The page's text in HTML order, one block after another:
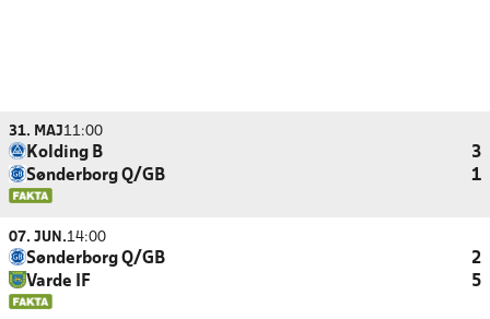
31. MAJ11:00
Kolding B
3
Sønderborg Q/GB
1
07. JUN.14:00
Sønderborg Q/GB
2
Varde IF
5